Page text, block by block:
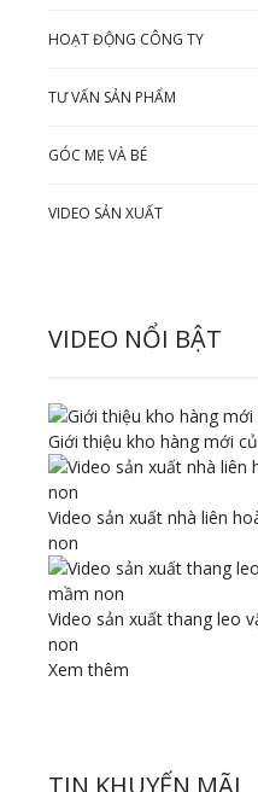
HOẠT ĐỘNG CÔNG TY
TƯ VẤN SẢN PHẨM
GÓC MẸ VÀ BÉ
VIDEO SẢN XUẤT
VIDEO NỔI BẬT
Giới thiệu kho hàng mới
Video sản xuất nhà liên
non
Video sản xuất thang leo
non
Xem thêm